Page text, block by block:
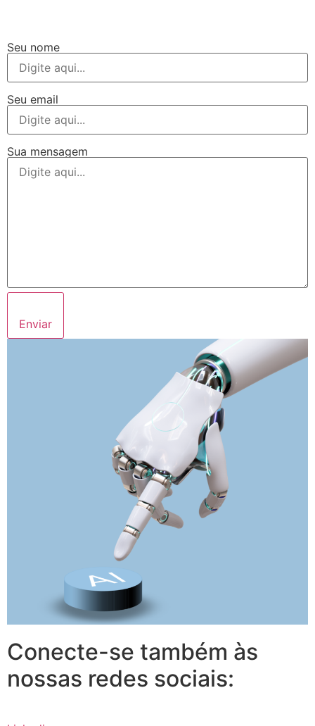
Seu nome
Seu email
Sua mensagem
Enviar
Conecte-se também às
nossas redes sociais: